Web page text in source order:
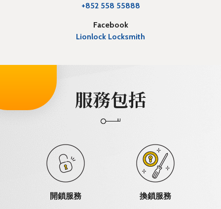
+852 558 55888
Facebook
Lionlock Locksmith
服務包括
開鎖服務 換鎖服務